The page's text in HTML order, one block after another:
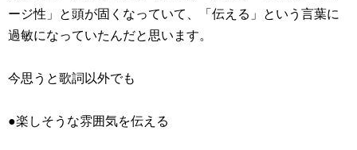
ージ性」と頭が固くなっていて、「伝える」という言葉に
過敏になっていたんだと思います。
今思うと歌詞以外でも
●楽しそうな雰囲気を伝える